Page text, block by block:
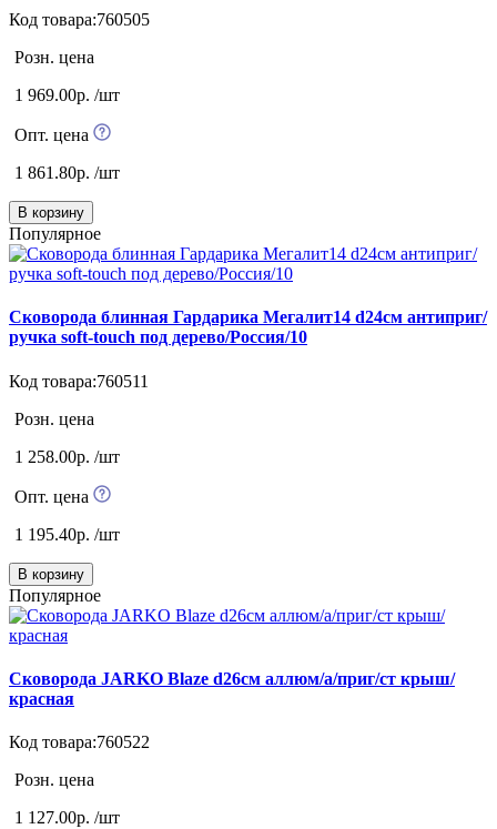
Код товара:760505
Розн. цена
1 969.00р. /шт
Опт. цена
1 861.80р. /шт
В корзину
Популярное
Сковорода блинная Гардарика Мегалит14 d24см антиприг/
ручка soft-touch под дерево/Россия/10
Код товара:760511
Розн. цена
1 258.00р. /шт
Опт. цена
1 195.40р. /шт
В корзину
Популярное
Сковорода JARKO Blaze d26см аллюм/а/приг/ст крыш/
красная
Код товара:760522
Розн. цена
1 127.00р. /шт